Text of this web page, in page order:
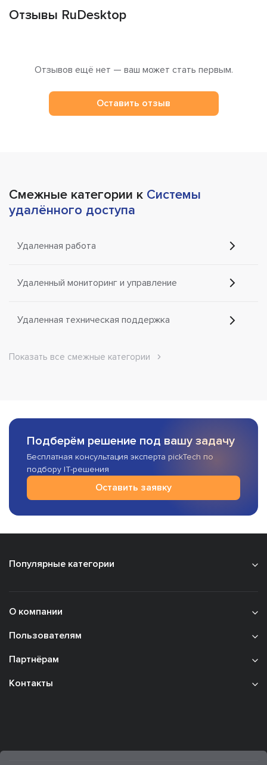
Отзывы RuDesktop
Отзывов ещё нет — ваш может стать первым.
Оставить отзыв
Смежные категории к Системы
удалённого доступа
Удаленная работа
Удаленный мониторинг и управление
Удаленная техническая поддержка
Показать все смежные категории
Подберём решение под вашу задачу
Бесплатная консультация эксперта pickTech по
подбору IT-решения
Оставить заявку
Популярные категории
О компании
Пользователям
Партнёрам
Контакты